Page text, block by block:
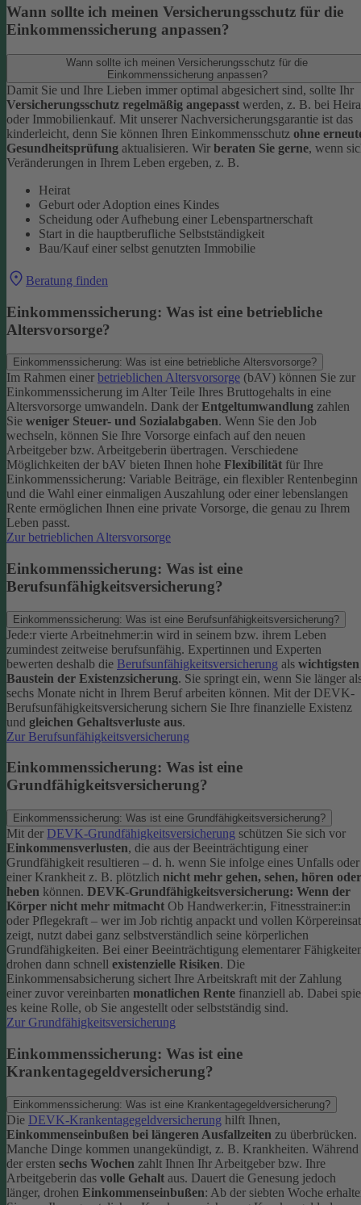
Wann sollte ich meinen Versicherungsschutz für die
Einkommenssicherung anpassen?
Wann sollte ich meinen Versicherungsschutz für die
Einkommenssicherung anpassen?
Damit Sie und Ihre Lieben immer optimal abgesichert sind, sollte Ihr
Versicherungsschutz regelmäßig angepasst werden, z. B. bei
oder Immobilienkauf. Mit unserer Nachversicherungsgarantie ist das
kinderleicht, denn Sie können Ihren Einkommensschutz ohne
Gesundheitsprüfung aktualisieren. Wir beraten Sie gerne, wenn
Veränderungen in Ihrem Leben ergeben, z. B.
Heirat
Geburt oder Adoption eines Kindes
Scheidung oder Aufhebung einer Lebenspartnerschaft
Start in die hauptberufliche Selbstständigkeit
Bau/Kauf einer selbst genutzten Immobilie
Beratung finden
Einkommenssicherung: Was ist eine betriebliche
Altersvorsorge?
Einkommenssicherung: Was ist eine betriebliche Altersvorsorge?
Im Rahmen einer betrieblichen Altersvorsorge (bAV) können Sie zur
Einkommenssicherung im Alter Teile Ihres Bruttogehalts in eine
Altersvorsorge umwandeln. Dank der Entgeltumwandlung zahlen
Sie weniger Steuer- und Sozialabgaben. Wenn Sie den Job
wechseln, können Sie Ihre Vorsorge einfach auf den neuen
Arbeitgeber bzw. Arbeitgeberin übertragen. Verschiedene
Möglichkeiten der bAV bieten Ihnen hohe Flexibilität für Ihre
Einkommenssicherung: Variable Beiträge, ein flexibler Rentenbeginn
und die Wahl einer einmaligen Auszahlung oder einer lebenslangen
Rente ermöglichen Ihnen eine private Vorsorge, die genau zu Ihrem
Leben passt.
Zur betrieblichen Altersvorsorge
Einkommenssicherung: Was ist eine
Berufsunfähigkeitsversicherung?
Einkommenssicherung: Was ist eine Berufsunfähigkeitsversicherung?
Jede:r vierte Arbeitnehmer:in wird in seinem bzw. ihrem Leben
zumindest zeitweise berufsunfähig. Expertinnen und Experten
bewerten deshalb die Berufsunfähigkeitsversicherung als wichtigsten
Baustein der Existenzsicherung. Sie springt ein, wenn Sie länger
sechs Monate nicht in Ihrem Beruf arbeiten können. Mit der DEVK-
Berufsunfähigkeitsversicherung sichern Sie Ihre finanzielle Existenz
und gleichen Gehaltsverluste aus.
Zur Berufsunfähigkeitsversicherung
Einkommenssicherung: Was ist eine
Grundfähigkeitsversicherung?
Einkommenssicherung: Was ist eine Grundfähigkeitsversicherung?
Mit der DEVK-Grundfähigkeitsversicherung schützen Sie sich vor
Einkommensverlusten, die aus der Beeinträchtigung einer
Grundfähigkeit resultieren – d. h. wenn Sie infolge eines Unfalls oder
einer Krankheit z. B. plötzlich nicht mehr gehen, sehen, hören oder
heben können. DEVK-Grundfähigkeitsversicherung: Wenn der
Körper nicht mehr mitmacht Ob Handwerker:in, Fitnesstrainer:in
oder Pflegekraft – wer im Job richtig anpackt und vollen
zeigt, nutzt dabei ganz selbstverständlich seine körperlichen
Grundfähigkeiten. Bei einer Beeinträchtigung elementarer
drohen dann schnell existenzielle Risiken. Die
Einkommensabsicherung sichert Ihre Arbeitskraft mit der Zahlung
einer zuvor vereinbarten monatlichen Rente finanziell ab. Dabei
es keine Rolle, ob Sie angestellt oder selbstständig sind.
Zur Grundfähigkeitsversicherung
Einkommenssicherung: Was ist eine
Krankentagegeldversicherung?
Einkommenssicherung: Was ist eine Krankentagegeldversicherung?
Die DEVK-Krankentagegeldversicherung hilft Ihnen,
Einkommenseinbußen bei längeren Ausfallzeiten zu überbrücken.
Manche Dinge kommen unangekündigt, z. B. Krankheiten. Während
der ersten sechs Wochen zahlt Ihnen Ihr Arbeitgeber bzw. Ihre
Arbeitgeberin das volle Gehalt aus. Dauert die Genesung jedoch
länger, drohen Einkommenseinbußen: Ab der siebten Woche